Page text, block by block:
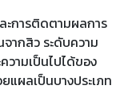
การติดตามผลการ
ากสิว ระดับความ
วามเป็นไปได้ของ
แผลเป็นบางประเภท